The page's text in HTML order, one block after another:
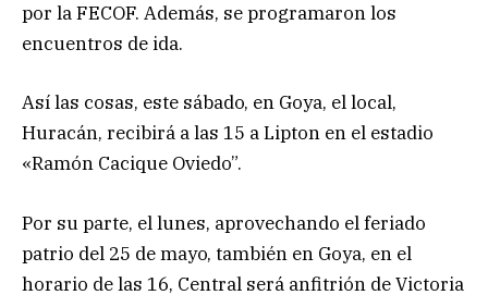
por la FECOF. Además, se programaron los
encuentros de ida.
Así las cosas, este sábado, en Goya, el local,
Huracán, recibirá a las 15 a Lipton en el estadio
«Ramón Cacique Oviedo”.
Por su parte, el lunes, aprovechando el feriado
patrio del 25 de mayo, también en Goya, en el
horario de las 16, Central será anfitrión de Victoria